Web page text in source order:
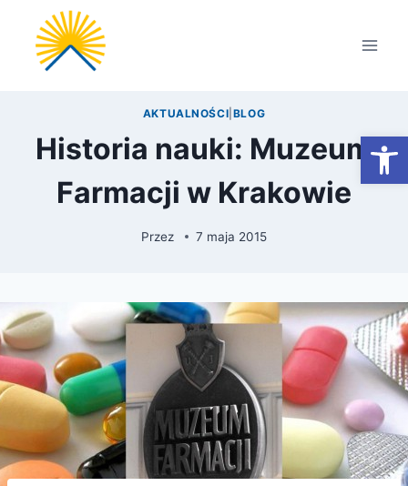
Przejdź
treści
AKTUALNOŚCI BLOG
Historia nauki: Muzeum
Farmacji w Krakowie
Przez 7 maja 2015